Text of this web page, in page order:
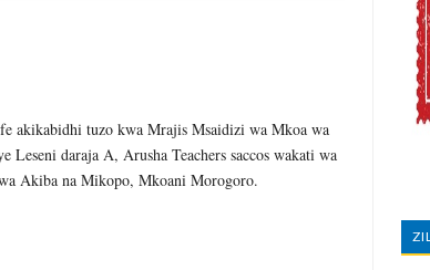
WA MAFUTA (PS3) MULEBA WAFIKIA ASILIMIA
KILA MTANZANIA
ZAIDI KUCHOCHEA THAMANI YA MAZAO
YA DHAMANA ZA SERIKALI KUBORESHA
YA BIASHARA NA ULINZI WA MLAJI
akikabidhi tuzo kwa Mrajis Msaidizi wa Mkoa wa
Leseni daraja A, Arusha Teachers saccos wakati wa
Akiba na Mikopo, Mkoani Morogoro.